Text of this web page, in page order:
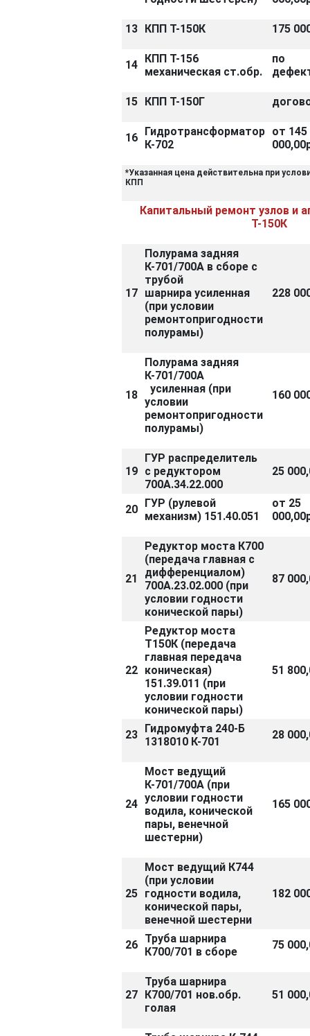
13 КПП Т-150К 175
14 КПП Т-156
механическая ст.обр.
по
15 КПП Т-150Г
16 Гидротрансформатор
К-702
от 145
*Указанная цена действительна при
КПП
Капитальный ремонт узлов и
Т-150К
17
Полурама задняя
К-701/700А в сборе с
трубой
шарнира усиленная
(при условии
ремонтопригодности
полурамы)
228
18
Полурама задняя
К-701/700А
усиленная (при
условии
ремонтопригодности
полурамы)
160
19
ГУР распределитель
с редуктором
700А.34.22.000
25
20 ГУР (рулевой
механизм) 151.40.051
от 25
21
Редуктор моста К700
(передача главная с
дифференциалом)
700А.23.02.000 (при
условии годности
конической пары)
87
22
Редуктор моста
Т150К (передача
главная передача
коническая)
151.39.011 (при
условии годности
конической пары)
51
23 Гидромуфта 240-Б
1318010 К-701
28
24
Мост ведущий
К-701/700А (при
условии годности
водила, конической
пары, венечной
шестерни)
165
25
Мост ведущий К744
(при условии
годности водила,
конической пары,
венечной шестерни
182
26 Труба шарнира
К700/701 в сборе
75
27
Труба шарнира
К700/701 нов.обр.
голая
51